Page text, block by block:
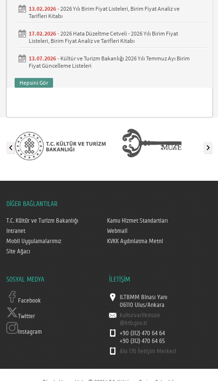
13.02.2026 -2026 Yılı Birim Fiyat Listeleri, Birim Fiyat Analiz ve
Tarifleri Kitabı
17.02.2026 -2026 Hata Düzeltme Cetveli - 2026 Yılı Birim Fiyat
Listeleri, Birim Fiyat Analiz ve Tarifleri Kitabı
13.07.2026 - Kültür ve Turizm Bakanlığı 2026 Yılı Temmuz Ayı Birim
Fiyat Güncelleme Listeleri
Hepsini Gör
DİĞER BAĞLANTILAR
T.C. Kültür ve Turizm Bakanlığı
Kamu Hizmet Standartları
Intranet
Webmail
Mobil Uygulamalarımız
KVKK Aydınlatma Metni
Site Ağacı
SOSYAL MEDYA
Facebook
Twitter
Instagram
İLETİŞİM
II.TBMM Binası Yanı
06110 Ulus/Ankara
kulturvarlikmuze
@ktb.gov.tr
+90 (312) 470 64 64
+90 (312) 470 64 65
Alo 176 İletişim Merkezi